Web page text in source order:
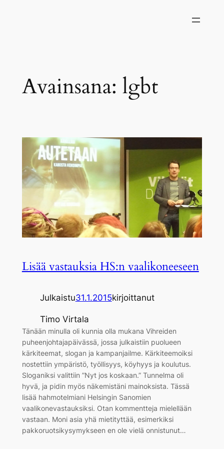
Avainsana: lgbt
Lisää vastauksia HS:n vaalikoneeseen
Julkaistu31.1.2015kirjoittanut
Timo Virtala
Tänään minulla oli kunnia olla mukana Vihreiden
puheenjohtajapäivässä, jossa julkaistiin puolueen
kärkiteemat, slogan ja kampanjailme. Kärkiteemoiksi
nostettiin ympäristö, työllisyys, köyhyys ja koulutus.
Sloganiksi valittiin ”Nyt jos koskaan.” Tunnelma oli
hyvä, ja pidin myös näkemistäni mainoksista. Tässä
lisää hahmotelmiani Helsingin Sanomien
vaalikonevastauksiksi. Otan kommentteja mielellään
vastaan. Moni asia yhä mietityttää, esimerkiksi
pakkoruotsikysymykseen en ole vielä onnistunut…